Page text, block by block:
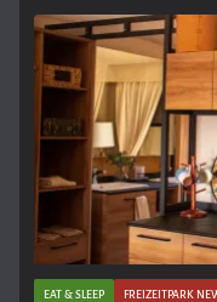
EAT & SLEEP FREIZEITPARK